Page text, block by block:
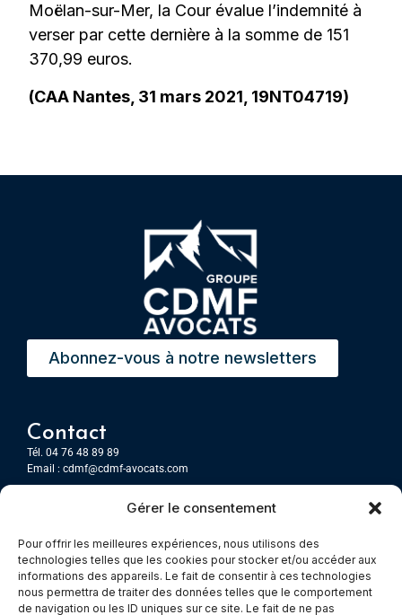
Gérer le consentement
Pour offrir les meilleures expériences, nous utilisons des
technologies telles que les cookies pour stocker et/ou accéder aux
informations des appareils. Le fait de consentir à ces technologies
nous permettra de traiter des données telles que le comportement
de navigation ou les ID uniques sur ce site. Le fait de ne pas
Moëlan-sur-Mer, la Cour évalue l’indemnité à
verser par cette dernière à la somme de 151
370,99 euros.
(CAA Nantes, 31 mars 2021, 19NT04719)
Abonnez-vous à notre newsletters
Contact
Tél. 04 76 48 89 89
Email : cdmf@cdmf-avocats.com
7 Place Firmin Gautier
CS 80476
38016 GRENOBLE, Cedex 1